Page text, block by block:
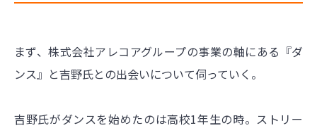
まず、株式会社アレコアグループの事業の軸にある『ダ
ンス』と吉野氏との出会いについて伺っていく。
吉野氏がダンスを始めたのは高校1年生の時。ストリー